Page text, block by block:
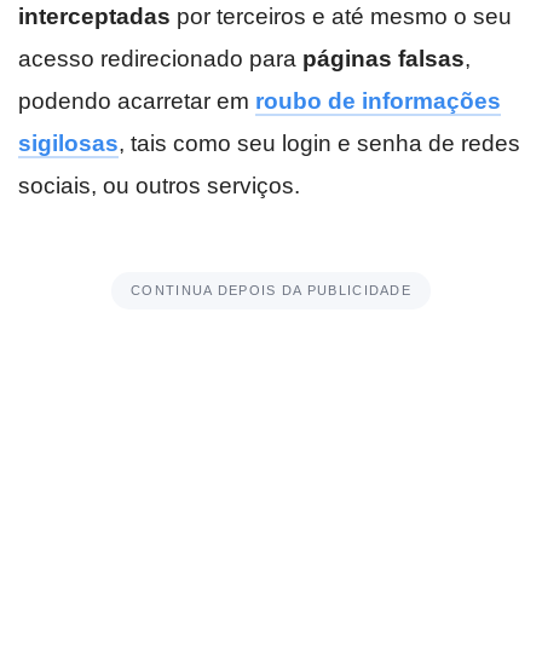
interceptadas por terceiros e até mesmo o seu
acesso redirecionado para páginas falsas,
podendo acarretar em roubo de informações
sigilosas, tais como seu login e senha de redes
sociais, ou outros serviços.
CONTINUA DEPOIS DA PUBLICIDADE